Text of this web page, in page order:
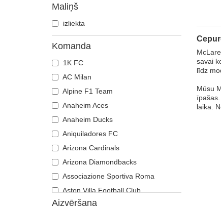
Maliņš
izliekta
Komanda
1K FC
AC Milan
Alpine F1 Team
Anaheim Aces
Anaheim Ducks
Aniquiladores FC
Arizona Cardinals
Arizona Diamondbacks
Associazione Sportiva Roma
Aston Villa Football Club
Atlanta Braves
Aizvēršana
savai
līdz
Mūsu
laikā.